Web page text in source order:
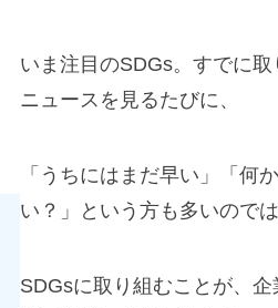
いま注目のSDGs。すでに
ニュースを見るたびに、
「うちにはまだ早い」「何
い？」という方も多いので
SDGsに取り組むことが、